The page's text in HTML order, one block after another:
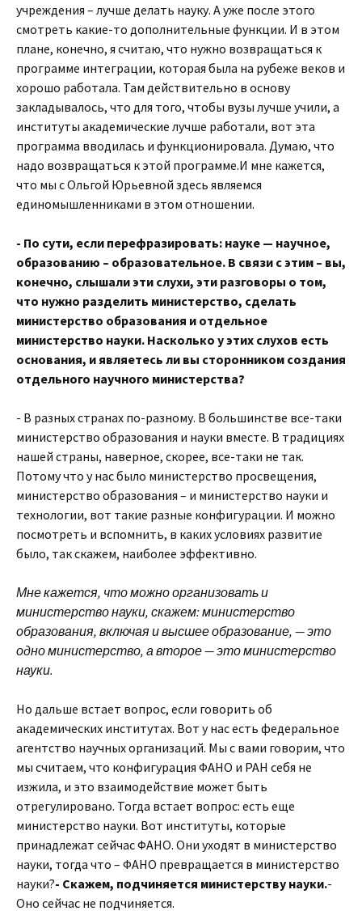
учреждения – лучше делать науку. А уже после этого
смотреть какие-то дополнительные функции. И в этом
плане, конечно, я считаю, что нужно возвращаться к
программе интеграции, которая была на рубеже веков и
хорошо работала. Там действительно в основу
закладывалось, что для того, чтобы вузы лучше учили, а
институты академические лучше работали, вот эта
программа вводилась и функционировала. Думаю, что
надо возвращаться к этой программе.И мне кажется,
что мы с Ольгой Юрьевной здесь являемся
единомышленниками в этом отношении.
- По сути, если перефразировать: науке — научное,
образованию – образовательное. В связи с этим – вы,
конечно, слышали эти слухи, эти разговоры о том,
что нужно разделить министерство, сделать
министерство образования и отдельное
министерство науки. Насколько у этих слухов есть
основания, и являетесь ли вы сторонником создания
отдельного научного министерства?
- В разных странах по-разному. В большинстве все-таки
министерство образования и науки вместе. В традициях
нашей страны, наверное, скорее, все-таки не так.
Потому что у нас было министерство просвещения,
министерство образования – и министерство науки и
технологии, вот такие разные конфигурации. И можно
посмотреть и вспомнить, в каких условиях развитие
было, так скажем, наиболее эффективно.
Мне кажется, что можно организовать и
министерство науки, скажем: министерство
образования, включая и высшее образование, — это
одно министерство, а второе — это министерство
науки.
Но дальше встает вопрос, если говорить об
академических институтах. Вот у нас есть федеральное
агентство научных организаций. Мы с вами говорим, что
мы считаем, что конфигурация ФАНО и РАН себя не
изжила, и это взаимодействие может быть
отрегулировано. Тогда встает вопрос: есть еще
министерство науки. Вот институты, которые
принадлежат сейчас ФАНО. Они уходят в министерство
науки, тогда что – ФАНО превращается в министерство
науки?- Скажем, подчиняется министерству науки.-
Оно сейчас не подчиняется.